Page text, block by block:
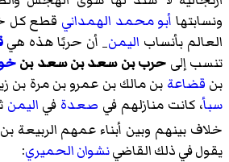
ونسابتها أبو محمد الهمداني قطع كل
العالم بأنساب اليمن_ أن حربًا هذه هي
تنسب إلى حرب بن سعد بن سعد بن
بن قضاعة بن مالك بن عمرو بن مرة بن
سبأ، كانت منازلهم في صعدة في اليمن
خلاف بينهم وبين أبناء عمهم
يقول في ذلك القاضينشوان الحميري: